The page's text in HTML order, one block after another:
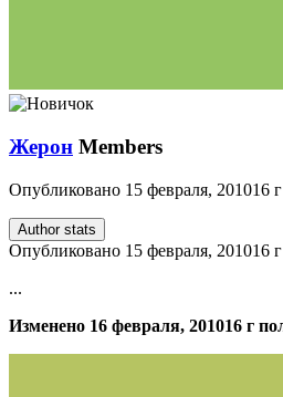
Жерон Members
Опубликовано 15 февраля, 201016 г
Author stats
Опубликовано 15 февраля, 201016 г
...
Изменено 16 февраля, 201016 г